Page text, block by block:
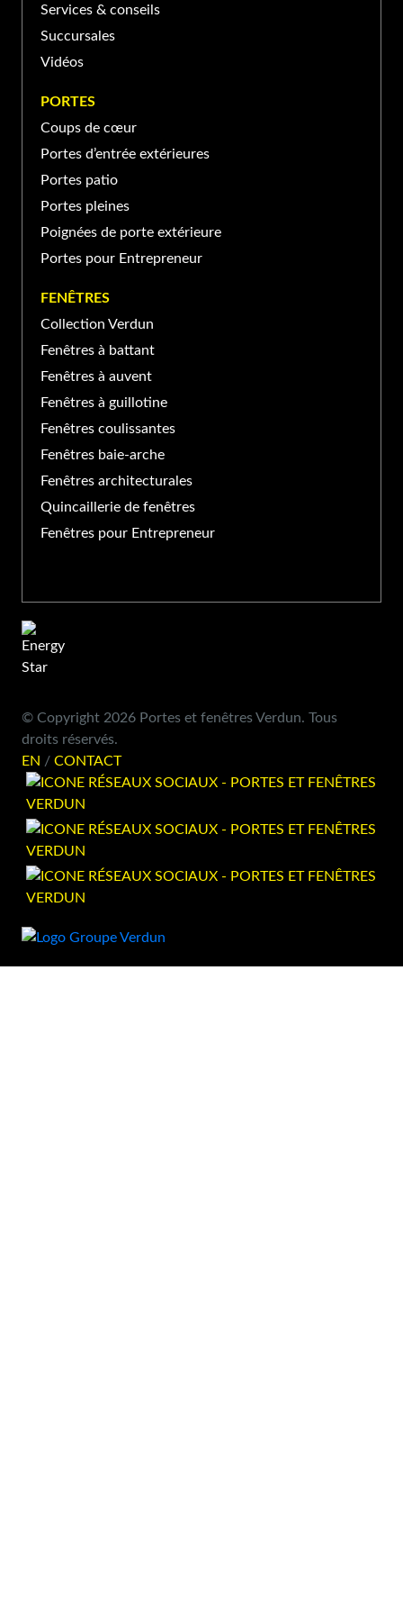
J3N, Canada
PORTE ET FENÊTRES VERDUN À SAINT-
370 Rue Laberge, Saint-Jean-
sur-Richelieu, QC J3A 1S2,
Canada
Services & conseils
Succursales
Vidéos
PORTES
Coups de cœur
Portes d’entrée extérieures
Portes patio
Portes pleines
Poignées de porte extérieure
Portes pour Entrepreneur
FENÊTRES
Collection Verdun
Fenêtres à battant
Fenêtres à auvent
Fenêtres à guillotine
Fenêtres coulissantes
Fenêtres baie-arche
Fenêtres architecturales
Quincaillerie de fenêtres
Fenêtres pour Entrepreneur
© Copyright 2026 Portes et fenêtres Verdun. Tous
droits réservés.
EN /CONTACT